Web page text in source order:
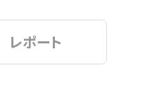
レポート